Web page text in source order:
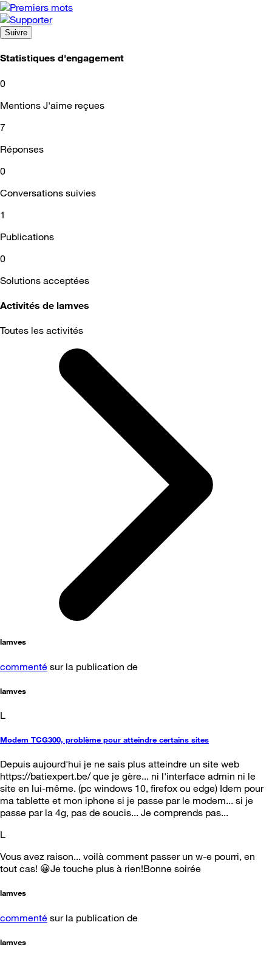
Suivre
Statistiques d'engagement
0
Mentions J'aime reçues
7
Réponses
0
Conversations suivies
1
Publications
0
Solutions acceptées
Activités de lamves
Toutes les activités
lamves
commenté sur la publication de
lamves
L
Modem TCG300, problème pour atteindre certains sites
Depuis aujourd'hui je ne sais plus atteindre un site web
https://batiexpert.be/ que je gère... ni l'interface admin ni le
site en lui-même. (pc windows 10, firefox ou edge) Idem pour
ma tablette et mon iphone si je passe par le modem... si je
passe par la 4g, pas de soucis... Je comprends pas...
L
Vous avez raison... voilà comment passer un w-e pourri, en
tout cas! 😀Je touche plus à rien!Bonne soirée
lamves
commenté sur la publication de
lamves